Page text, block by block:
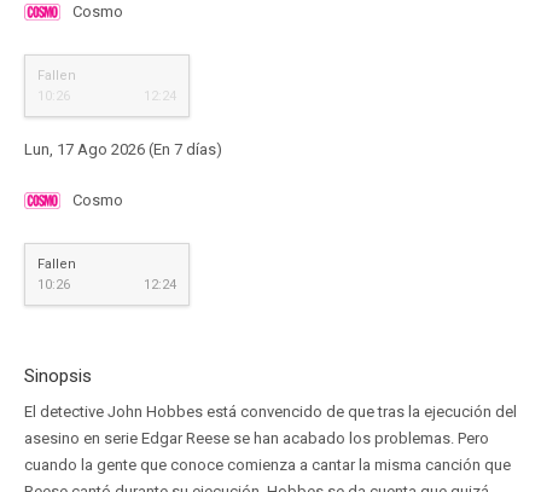
Cosmo
Fallen
10:26
12:24
Lun, 17 Ago 2026 (En 7 días)
Cosmo
Fallen
10:26
12:24
Sinopsis
El detective John Hobbes está convencido de que tras la ejecución del
asesino en serie Edgar Reese se han acabado los problemas. Pero
cuando la gente que conoce comienza a cantar la misma canción que